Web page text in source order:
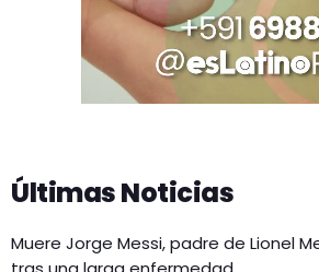
Últimas Noticias
Muere Jorge Messi, padre de Lionel